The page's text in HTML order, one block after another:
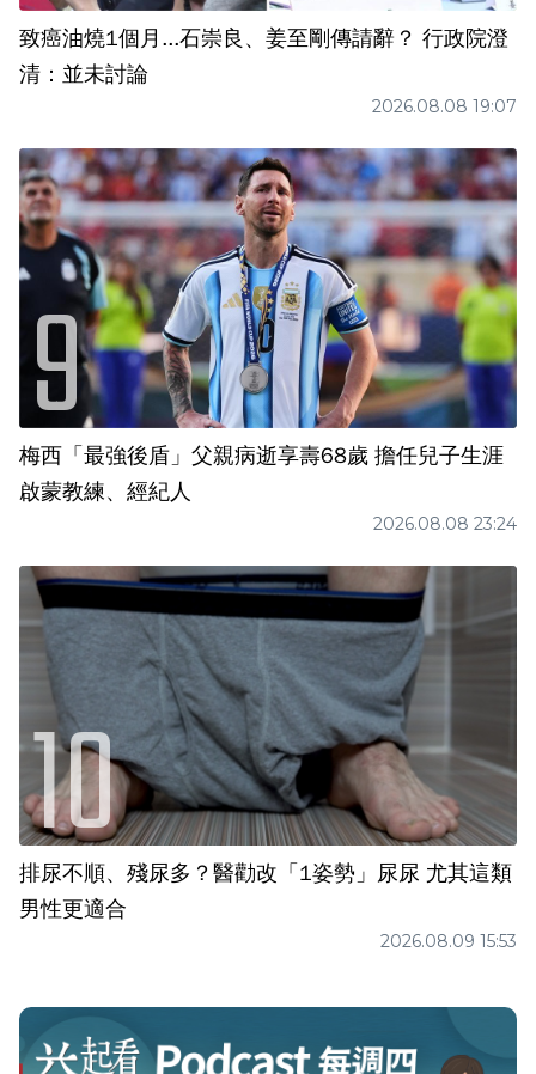
致癌油燒1個月...石崇良、姜至剛傳請辭？ 行政院澄
清：並未討論
2026.08.08 19:07
梅西「最強後盾」父親病逝享壽68歲 擔任兒子生涯
啟蒙教練、經紀人
2026.08.08 23:24
排尿不順、殘尿多？醫勸改「1姿勢」尿尿 尤其這類
男性更適合
2026.08.09 15:53